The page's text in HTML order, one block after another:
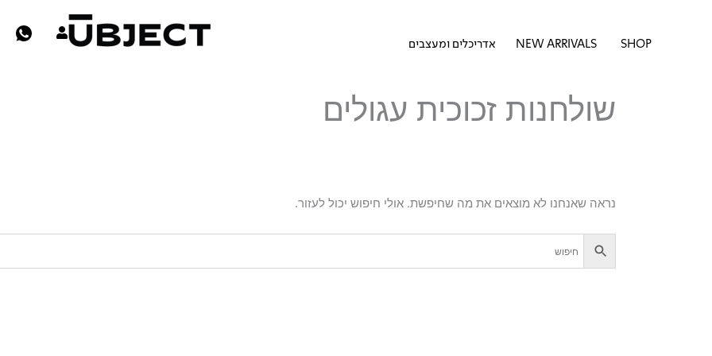
SHOP פתח SHOPNEW ARRIVALS אדריכלים ומעצבים
שולחנות זכוכית עגולים
נראה שאנחנו לא מוצאים את מה שחיפשת. אולי חיפוש יכול לעזור.